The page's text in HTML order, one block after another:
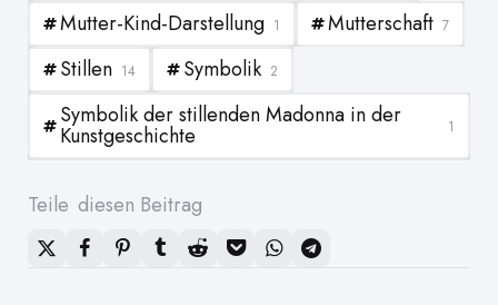
Mutter-Kind-Darstellung 1 Mutterschaft 7
Stillen 14 Symbolik 2
Symbolik der stillenden Madonna in der
Kunstgeschichte 1
Teile diesen Beitrag